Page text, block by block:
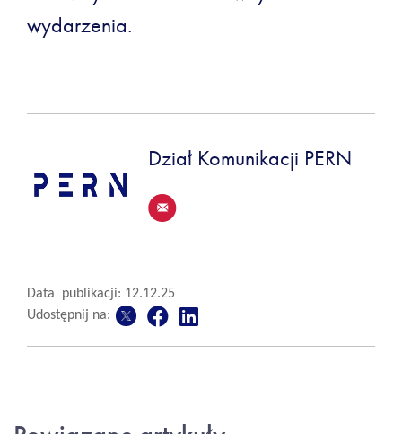
wydarzenia.
Dział Komunikacji PERN
Data publikacji: 12.12.25
Udostępnij na: